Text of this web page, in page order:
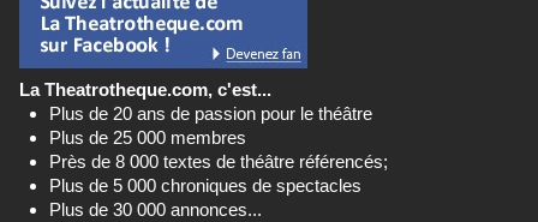
La Theatrotheque.com, c'est...
Plus de 20 ans de passion pour le théâtre
Plus de 25 000 membres
Près de 8 000 textes de théâtre référencés;
Plus de 5 000 chroniques de spectacles
Plus de 30 000 annonces...